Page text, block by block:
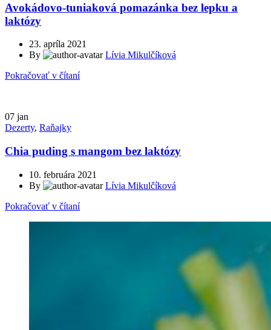
Avokádovo-tuniaková pomazánka bez lepku a
laktózy
23. apríla 2021
By
Lívia Mikulčíková
Pokračovať v čítaní
07 jan
Dezerty, Raňajky
Chia puding s mangom bez laktózy
10. februára 2021
By
Lívia Mikulčíková
Pokračovať v čítaní